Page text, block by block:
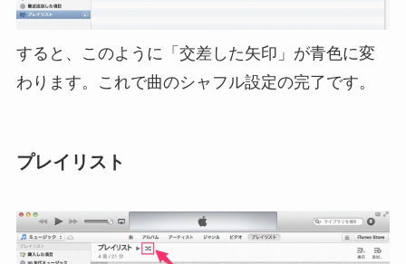
すると、このように「交差した矢印」が青色に変
わります。これで曲のシャフル設定の完了です。
プレイリスト